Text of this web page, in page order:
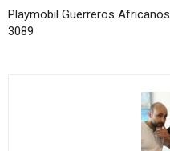
Playmobil Guerreros Africanos
3089